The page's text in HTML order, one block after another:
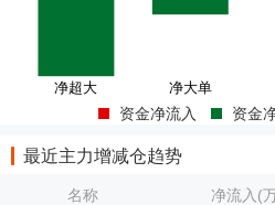
资金净流入 资金
最近主力增减仓趋势
名称 净流入(